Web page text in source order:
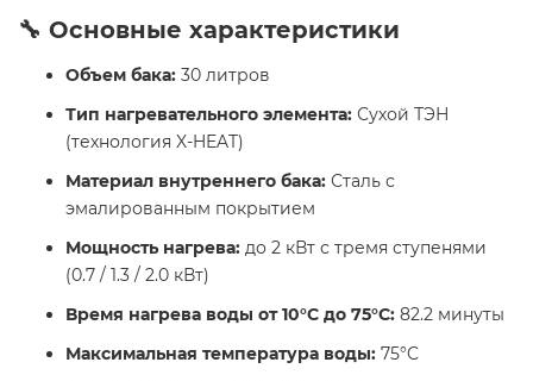
🔧 Основные характеристики
Объем бака: 30 литров
Тип нагревательного элемента: Сухой ТЭН
(технология X-HEAT)
Материал внутреннего бака: Сталь с
эмалированным покрытием
Мощность нагрева: до 2 кВт с тремя ступенями
(0.7 / 1.3 / 2.0 кВт)
Время нагрева воды от 10°C до 75°C: 82.2 минуты
Максимальная температура воды: 75°C